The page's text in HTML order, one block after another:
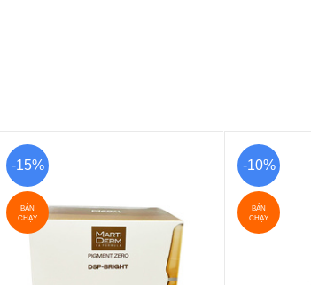
-15%
BÁN
CHẠY
-10%
BÁN
CHẠY